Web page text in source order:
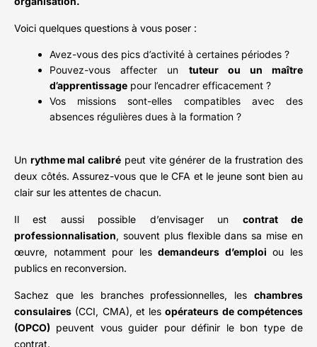
Voici quelques questions à vous poser :
Avez-vous des pics d’activité à certaines périodes ?
Pouvez-vous affecter un tuteur ou un maître
d’apprentissage pour l’encadrer efficacement ?
Vos missions sont-elles compatibles avec des
absences régulières dues à la formation ?
Un rythme mal calibré peut vite générer de la frustration des
deux côtés. Assurez-vous que le CFA et le jeune sont bien au
clair sur les attentes de chacun.
Il est aussi possible d’envisager un contrat de
professionnalisation, souvent plus flexible dans sa mise en
œuvre, notamment pour lesdemandeurs d’emploi ou les
publics en reconversion.
Sachez que les branches professionnelles, les chambres
consulaires (CCI, CMA), et lesopérateurs de compétences
(OPCO) peuvent vous guider pour définir le bon type de
contrat.